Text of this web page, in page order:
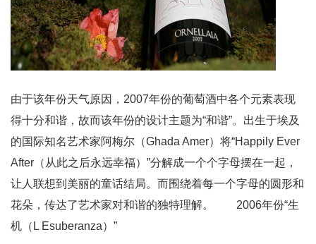
由于该年份天气原因，2007年份的葡萄酒中各个元素表现
得十分和谐，故而该年份的设计主题为“和谐”。出生于埃及
的国际知名艺术家阿梅尔（Ghada Amer）将“Happily Ever
After（从此之后永远幸福）”分解成一个个字母摆在一起，
让人联想到美丽的童话结局。而围绕着每一个字母的圆形和
花朵，传达了艺术家对和谐的独特理解。 2006年份“生
机（L Esuberanza）”